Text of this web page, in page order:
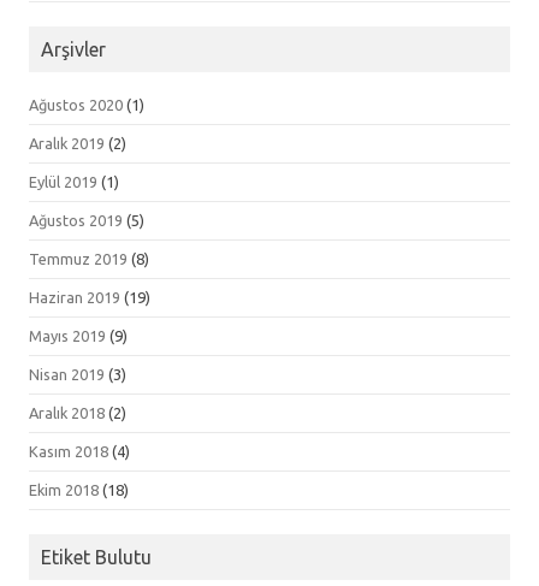
Arşivler
Ağustos 2020 (1)
Aralık 2019 (2)
Eylül 2019 (1)
Ağustos 2019 (5)
Temmuz 2019 (8)
Haziran 2019 (19)
Mayıs 2019 (9)
Nisan 2019 (3)
Aralık 2018 (2)
Kasım 2018 (4)
Ekim 2018 (18)
Etiket Bulutu